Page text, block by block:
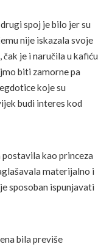
spoj je bilo jer su
nije iskazala svoje
je i naručila u kafiću
biti zamorne pa
koje su
budi interes kod
kao princeza
materijalno i
sposoban ispunjavati
bila previše